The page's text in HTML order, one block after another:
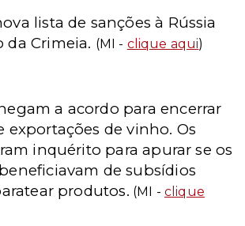
lista de sanções à Rússia
da Crimeia. (MI - clique aqui)
a acordo para encerrar
exportações de vinho. Os
inquérito para apurar se os
de subsídios
produtos. (MI - clique